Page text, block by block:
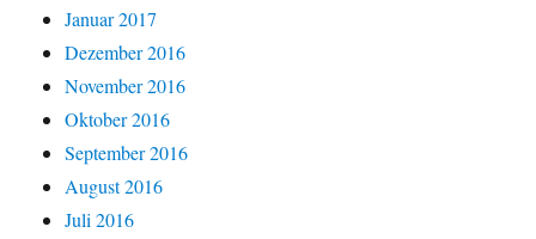
Januar 2017
Dezember 2016
November 2016
Oktober 2016
September 2016
August 2016
Juli 2016